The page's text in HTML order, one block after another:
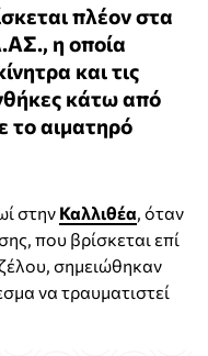
πλέον στα
η οποία
και τις
κάτω από
το αιματηρό
στην Καλλιθέα , όταν
που βρίσκεται επί
σημειώθηκαν
να τραυματιστεί